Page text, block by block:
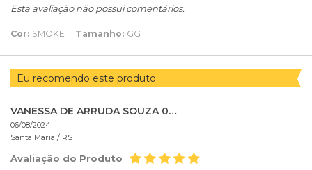
Esta avaliação não possui comentários.
Cor: SMOKE Tamanho: GG
Eu recomendo este produto
VANESSA DE ARRUDA SOUZA 02235118038
06/08/2024
Santa Maria / RS
Avaliação do Produto